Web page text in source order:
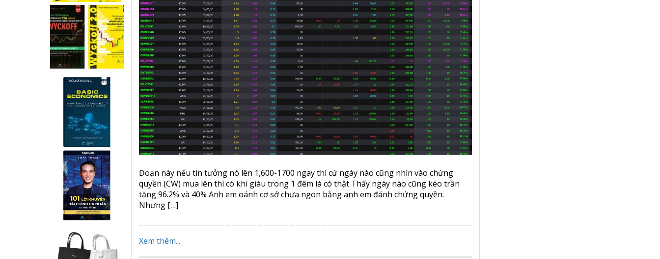
Đoạn này nếu tin tưởng nó lên 1,600-1700 ngay thì cứ ngày nào cũng nhìn vào chứng
quyền (CW) mua lên thì có khi giàu trong 1 đêm là có thật Thấy ngày nào cũng kéo trần
tăng 96.2% và 40% Anh em oánh cơ sở chưa ngon bằng anh em đánh chứng quyền.
Nhưng […]
Xem thêm...